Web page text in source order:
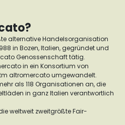
alternative Handelsorganisation
in Bozen, Italien, gegründet und
Genossenschaft tätig.
in ein Konsortium von
altromercato umgewandelt.
als 118 Organisationen an, die
in ganz Italien verantwortlich
weltweit zweitgrößte Fair-